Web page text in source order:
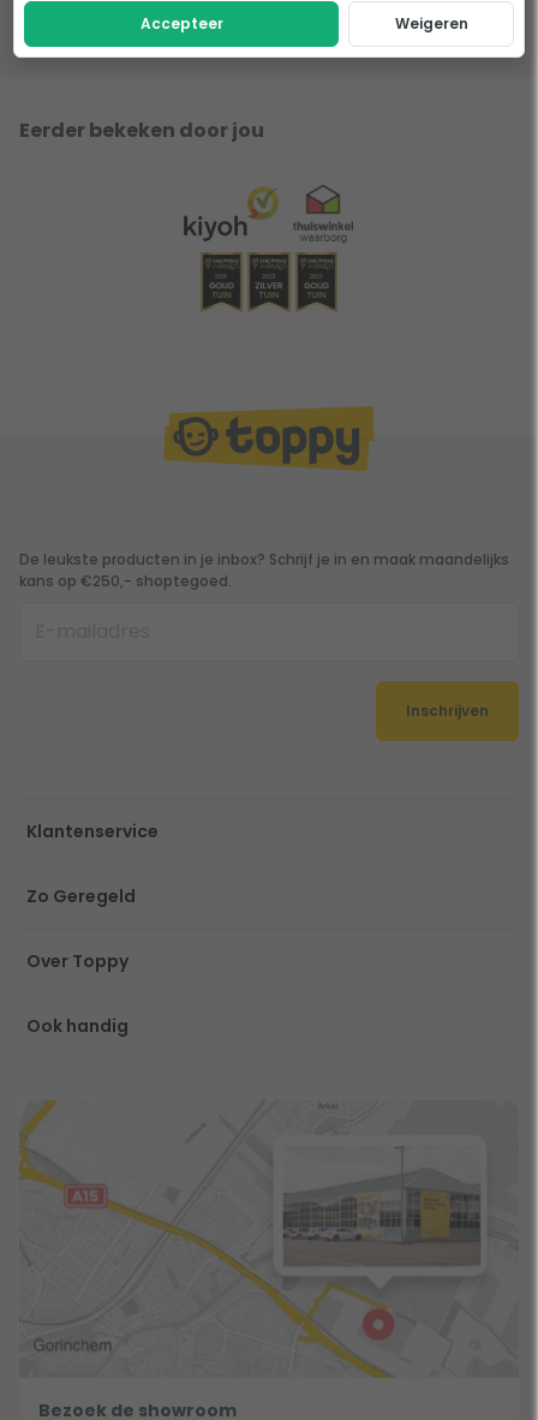
Lees het advies Lees het advies
Eerder bekeken door jou
De leukste producten in je inbox? Schrijf je in en maak maandelijks
kans op €250,- shoptegoed.
Inschrijven
Klantenservice
Zo Geregeld
Over Toppy
Ook handig
Bezoek de showroom
Accepteer Weigeren